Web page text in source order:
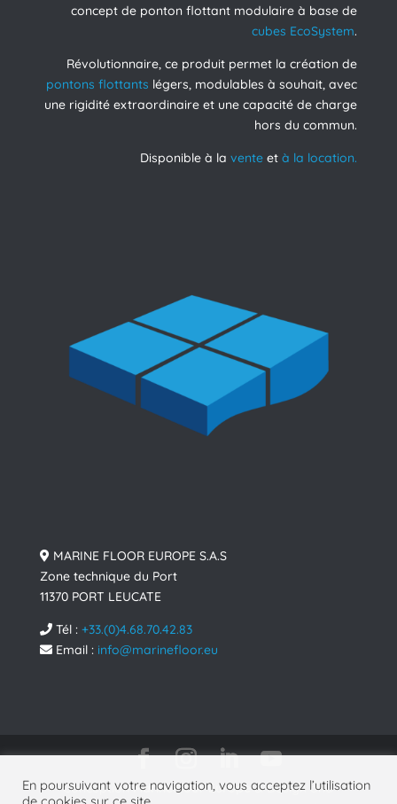
concept de ponton flottant modulaire à base de
cubes EcoSystem.
Révolutionnaire, ce produit permet la création de
pontons flottants légers, modulables à souhait, avec
une rigidité extraordinaire et une capacité de charge
hors du commun.
Disponible à lavente età la location.
MARINE FLOOR EUROPE S.A.S
Zone technique du Port
11370 PORT LEUCATE
Tél : +33.(0)4.68.70.42.83
Email : info@marinefloor.eu
ConceptionMarineFloor Europe& Design and
En poursuivant votre navigation, vous acceptez l’utilisation